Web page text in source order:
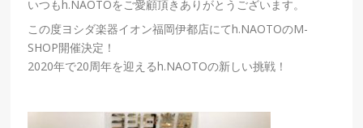
いつもh.NAOTOをご愛顧頂きありがとうございます。
この度ヨシダ楽器イオン福岡伊都店にてh.NAOTOのM-
SHOP開催決定！
2020年で20周年を迎えるh.NAOTOの新しい挑戦！